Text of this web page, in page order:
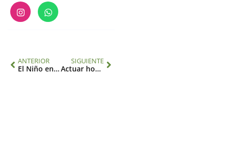
ANTERIOR
El Niño en las Américas: Proteger la salud y promover la resiliencia
SIGUIENTE
Actuar hoy por la paz del mañana